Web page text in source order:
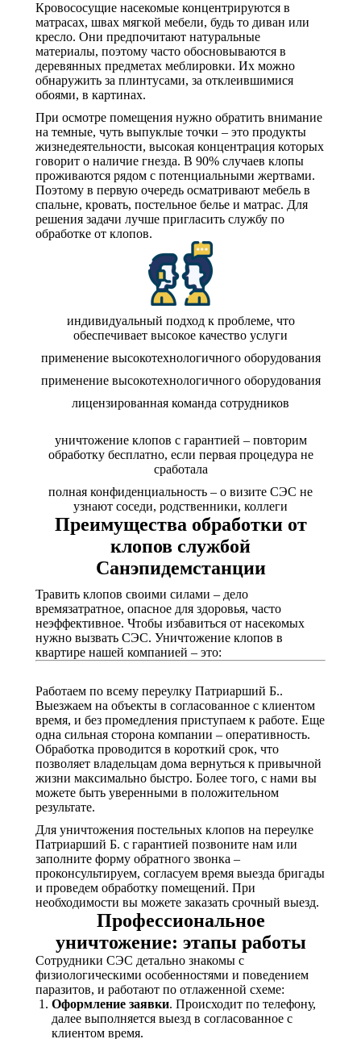
Кровососущие насекомые концентрируются в
матрасах, швах мягкой мебели, будь то диван или
кресло. Они предпочитают натуральные
материалы, поэтому часто обосновываются в
деревянных предметах меблировки. Их можно
обнаружить за плинтусами, за отклеившимися
обоями, в картинах.
При осмотре помещения нужно обратить внимание
на темные, чуть выпуклые точки – это продукты
жизнедеятельности, высокая концентрация которых
говорит о наличие гнезда. В 90% случаев клопы
проживаются рядом с потенциальными жертвами.
Поэтому в первую очередь осматривают мебель в
спальне, кровать, постельное белье и матрас. Для
решения задачи лучше пригласить службу по
обработке от клопов.
индивидуальный подход к проблеме, что
обеспечивает высокое качество услуги
применение высокотехнологичного оборудования
применение высокотехнологичного оборудования
лицензированная команда сотрудников
уничтожение клопов с гарантией – повторим
обработку бесплатно, если первая процедура не
сработала
полная конфиденциальность – о визите СЭС не
узнают соседи, родственники, коллеги
Преимущества обработки от
клопов службой
Санэпидемстанции
Травить клопов своими силами – дело
времязатратное, опасное для здоровья, часто
неэффективное. Чтобы избавиться от насекомых
нужно вызвать СЭС. Уничтожение клопов в
квартире нашей компанией – это:
Работаем по всему переулку Патриарший Б..
Выезжаем на объекты в согласованное с клиентом
время, и без промедления приступаем к работе. Еще
одна сильная сторона компании – оперативность.
Обработка проводится в короткий срок, что
позволяет владельцам дома вернуться к привычной
жизни максимально быстро. Более того, с нами вы
можете быть уверенными в положительном
результате.
Для уничтожения постельных клопов на переулке
Патриарший Б. с гарантией позвоните нам или
заполните форму обратного звонка –
проконсультируем, согласуем время выезда бригады
и проведем обработку помещений. При
необходимости вы можете заказать срочный выезд.
Профессиональное
уничтожение: этапы работы
Сотрудники СЭС детально знакомы с
физиологическими особенностями и поведением
паразитов, и работают по отлаженной схеме:
Оформление заявки. Происходит по телефону,
далее выполняется выезд в согласованное с
клиентом время.